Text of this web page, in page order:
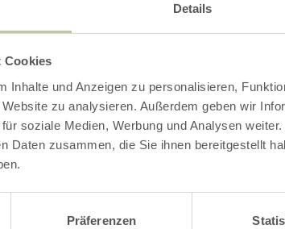
Details
Cookies
Inhalte und Anzeigen zu personalisieren,
zu analysieren. Außerdem geben wir
soziale Medien, Werbung und Analysen
Daten zusammen, die Sie ihnen bereitgestellt
Präferenzen